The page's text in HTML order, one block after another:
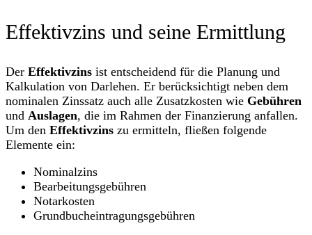
Effektivzins und seine Ermittlung
Der Effektivzins ist entscheidend für die Planung und
Kalkulation von Darlehen. Er berücksichtigt neben dem
nominalen Zinssatz auch alle Zusatzkosten wie Gebühren
und Auslagen, die im Rahmen der Finanzierung anfallen.
Um den Effektivzins zu ermitteln, fließen folgende
Elemente ein:
Nominalzins
Bearbeitungsgebühren
Notarkosten
Grundbucheintragungsgebühren